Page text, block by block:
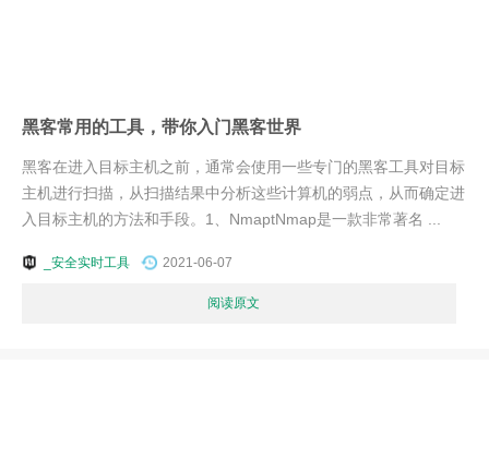
黑客常用的工具，带你入门黑客世界
黑客在进入目标主机之前，通常会使用一些专门的黑客工具对目标
主机进行扫描，从扫描结果中分析这些计算机的弱点，从而确定进
入目标主机的方法和手段。1、NmaptNmap是一款非常著名 ...
_安全实时工具 2021-06-07
阅读原文